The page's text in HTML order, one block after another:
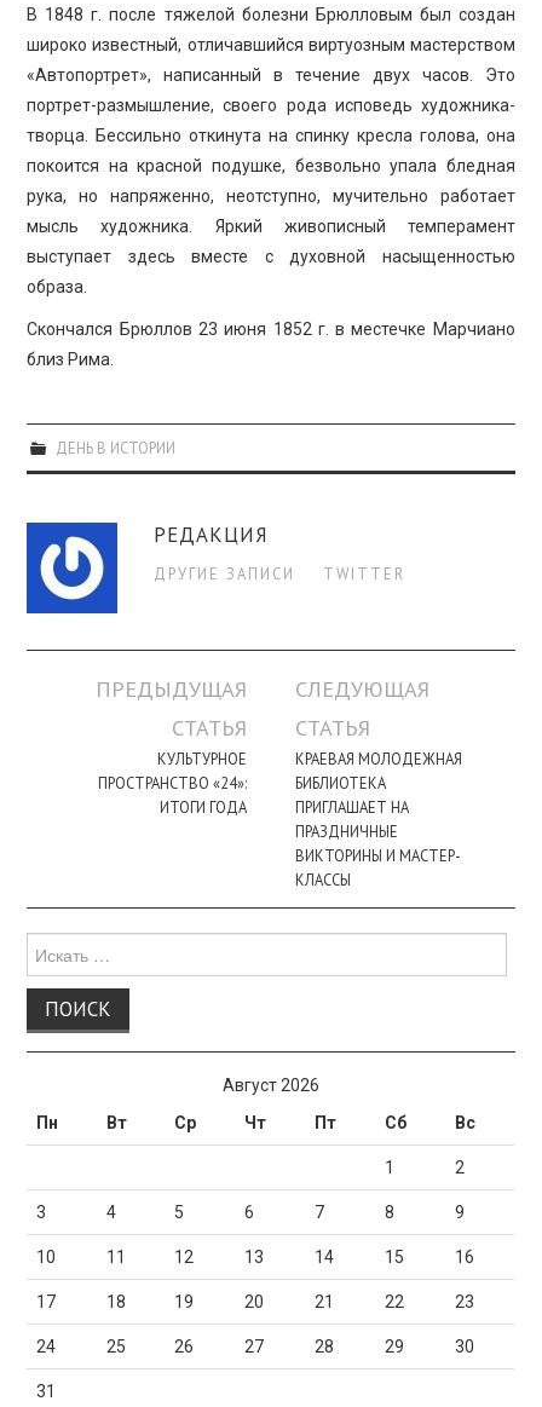
В 1848 г. после тяжелой болезни Брюлловым был создан
широко известный, отличавшийся виртуозным мастерством
«Автопортрет», написанный в течение двух часов. Это
портрет-размышление, своего рода исповедь художника-
творца. Бессильно откинута на спинку кресла голова, она
покоится на красной подушке, безвольно упала бледная
рука, но напряженно, неотступно, мучительно работает
мысль художника. Яркий живописный темперамент
выступает здесь вместе с духовной насыщенностью
образа.
Скончался Брюллов 23 июня 1852 г. в местечке Марчиано
близ Рима.
ДЕНЬ В ИСТОРИИ
РЕДАКЦИЯ
ДРУГИЕ ЗАПИСИ TWITTER
Навигация
ПРЕДЫДУЩАЯ
СТАТЬЯ
КУЛЬТУРНОЕ
ПРОСТРАНСТВО «24»:
ИТОГИ ГОДА
СЛЕДУЮЩАЯ
СТАТЬЯ
КРАЕВАЯ МОЛОДЕЖНАЯ
БИБЛИОТЕКА
ПРИГЛАШАЕТ НА
ПРАЗДНИЧНЫЕ
ВИКТОРИНЫ И МАСТЕР-
КЛАССЫ
для:
Август 2026
Пн
Вт Ср Чт Пт Сб Вс
1 2
3 4 5 6 7 8 9
10 11 12 13 14 15 16
17 18 19 20 21 22 23
24 25 26 27 28 29 30
31